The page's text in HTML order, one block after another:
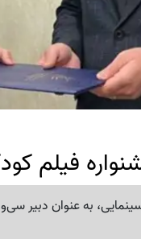
فیلم
به عنوان دبیر